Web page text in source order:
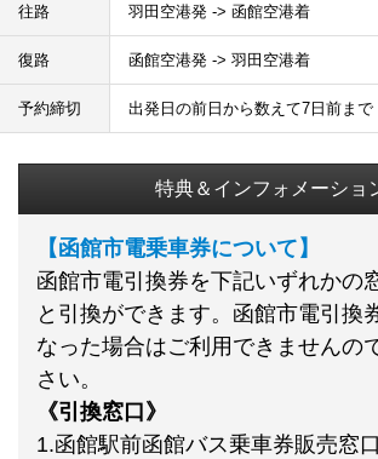
往路 羽田空港発 -> 函館空港着
復路 函館空港発 -> 羽田空港着
予約締切 出発日の前日から数えて7日前まで
特典＆インフォメーショ
【函館市電乗車券について 】
函館市電引換券を下記いずれかの
と引換ができます。函館市電引換
なった場合はご利用できませんの
さい。
《引換窓口》
1.函館駅前函館バス乗車券販売窓口